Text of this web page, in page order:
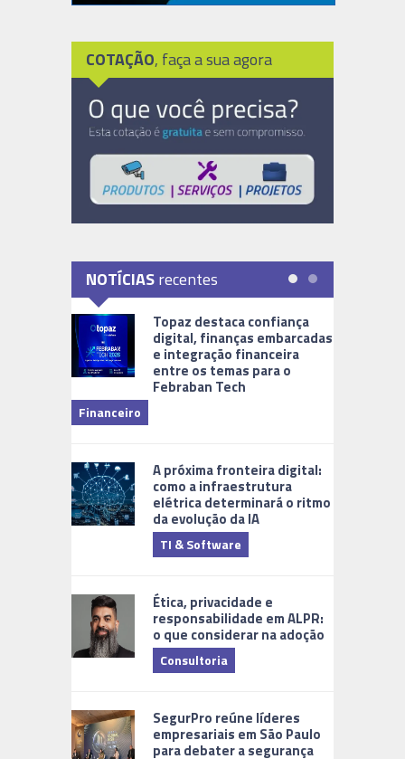
COTAÇÃO, faça a sua agora
NOTÍCIASrecentes
Topaz destaca confiança
digital, finanças embarcadas
e integração financeira
entre os temas para o
Febraban Tech
Financeiro
A próxima fronteira digital:
como a infraestrutura
elétrica determinará o ritmo
da evolução da IA
TI & Software
Ética, privacidade e
responsabilidade em ALPR:
o que considerar na adoção
Consultoria
SegurPro reúne líderes
empresariais em São Paulo
para debater a segurança